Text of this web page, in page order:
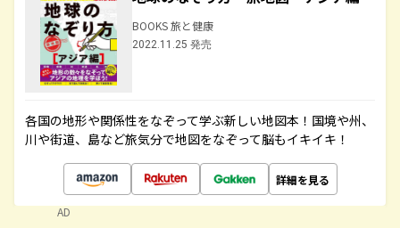
BOOKS 旅と健康
2022.11.25 発売
各国の地形や関係性をなぞって学ぶ新しい地図本！国境や州、
川や街道、島など旅気分で地図をなぞって脳もイキイキ！
詳細を見る
AD